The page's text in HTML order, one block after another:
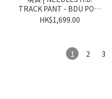
TRACK PANT - BDU POLY
SMOOTH 別注
HK$1,699.00
1 2 3